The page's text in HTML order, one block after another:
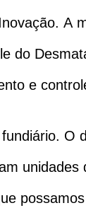
do
e